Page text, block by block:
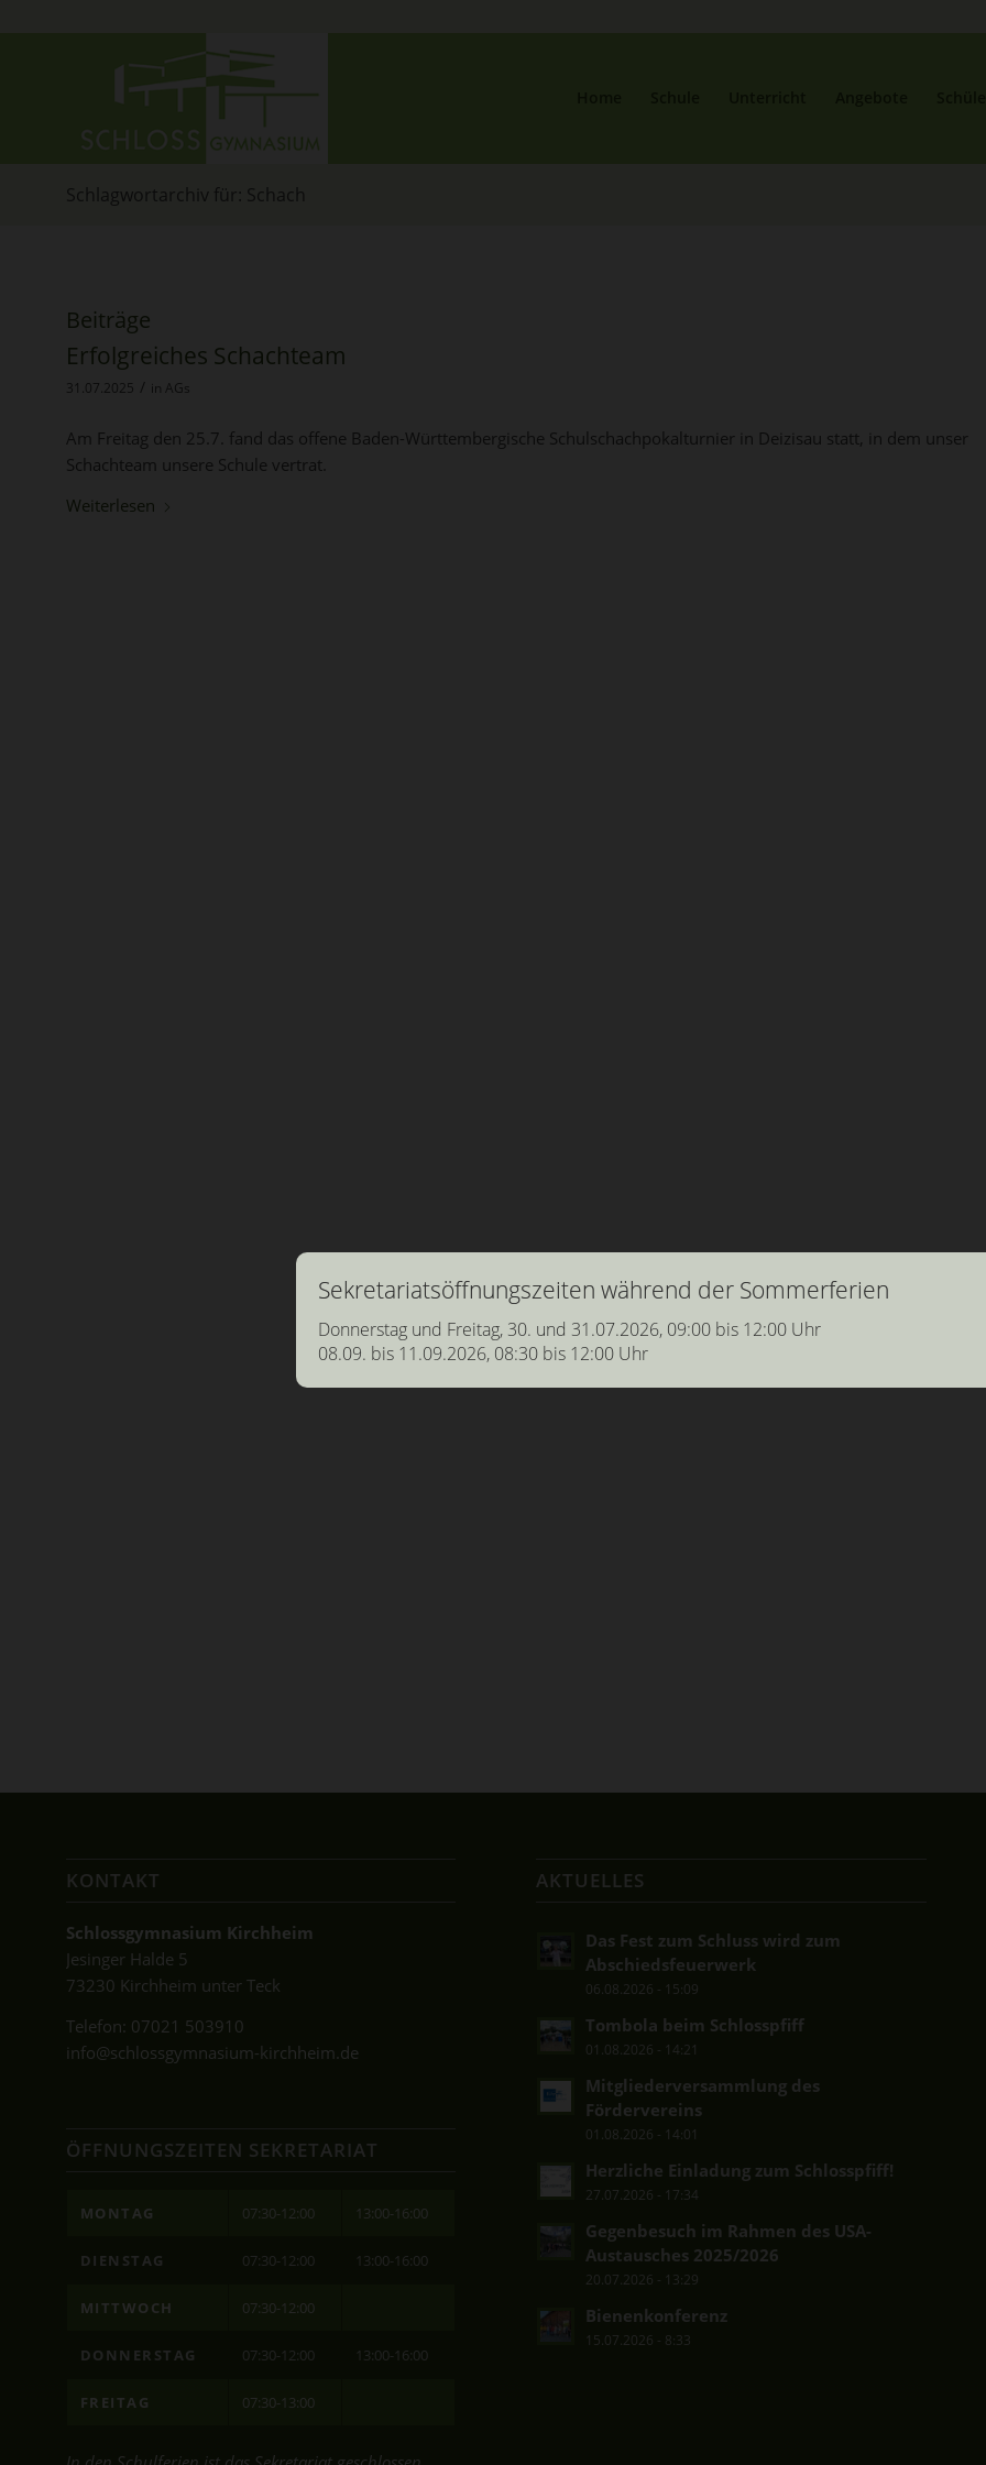
Schlagwortarchiv für: Schach
Beiträge
Erfolgreiches Schachteam
31.07.2025 / in AGs
Am Freitag den 25.7. fand das offene Baden-Württembergische Schulschachpokalturnier in Deizisau statt, in dem unser
Schachteam unsere Schule vertrat.
Weiterlesen
KONTAKT
Schlossgymnasium Kirchheim
Jesinger Halde 5
73230 Kirchheim unter Teck
Telefon: 07021 503910
info@schlossgymnasium-kirchheim.de
ÖFFNUNGSZEITEN SEKRETARIAT
MONTAG 07:30-12:00 13:00-16:00
DIENSTAG 07:30-12:00 13:00-16:00
MITTWOCH 07:30-12:00
DONNERSTAG 07:30-12:00 13:00-16:00
FREITAG 07:30-13:00
AKTUELLES
Das Fest zum Schluss wird zum
Abschiedsfeuerwerk
06.08.2026 - 15:09
Tombola beim Schlosspfiff
01.08.2026 - 14:21
Mitgliederversammlung des
Fördervereins
01.08.2026 - 14:01
Herzliche Einladung zum Schlosspfiff!
27.07.2026 - 17:34
Gegenbesuch im Rahmen des USA-
Austausches 2025/2026
20.07.2026 - 13:29
Bienenkonferenz
15.07.2026 - 8:33
Sekretariatsöffnungszeiten während der Sommerferien
Donnerstag und Freitag, 30. und 31.07.2026, 09:00 bis 12:00 Uhr
08.09. bis 11.09.2026, 08:30 bis 12:00 Uhr